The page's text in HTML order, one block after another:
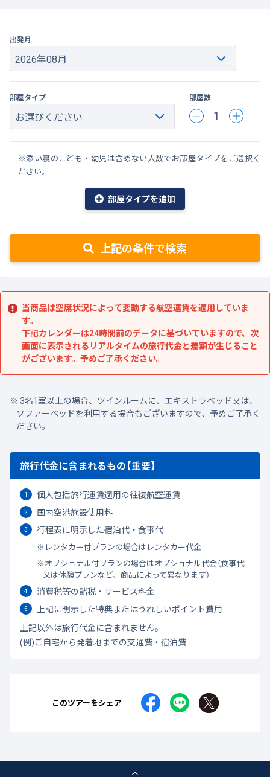
出発月
部屋タイプ 部屋数
1
※添い寝のこども・幼児は含めない人数でお部屋タイプをご選択く
ださい。
部屋タイプを追加
上記の条件で検索
当商品は空席状況によって変動する航空運賃を適用していま
す。
下記カレンダーは24時間前のデータに基づいていますので、次
画面に表示されるリアルタイムの旅行代金と差額が生じること
がございます。予めご了承ください。
3名1室以上の場合、ツインルームに、エキストラベッド又は、
ソファーベッドを利用する場合もございますので、予めご了承く
ださい。
旅行代金に含まれるもの【重要】
個人包括旅行運賃適用の往復航空運賃
国内空港施設使用料
行程表に明示した宿泊代・食事代
レンタカー付プランの場合はレンタカー代金
オプショナル付プランの場合はオプショナル代金（食事代
又は体験プランなど、商品によって異なります）
消費税等の諸税・サービス料金
上記に明示した特典またはうれしいポイント費用
上記以外は旅行代金に含まれません。
(例)ご自宅から発着地までの交通費・宿泊費
このツアーをシェア